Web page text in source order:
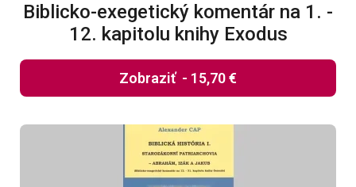
Biblicko-exegetický komentár na 1. -
12. kapitolu knihy Exodus
Zobraziť - 15,70 €